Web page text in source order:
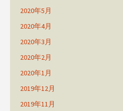
2020年5月
2020年4月
2020年3月
2020年2月
2020年1月
2019年12月
2019年11月